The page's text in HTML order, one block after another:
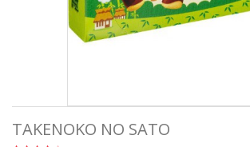
TAKENOKO NO SATO